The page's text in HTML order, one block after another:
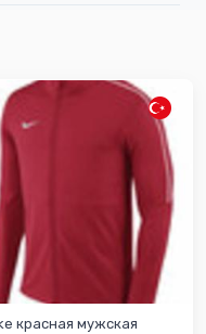
красная мужская